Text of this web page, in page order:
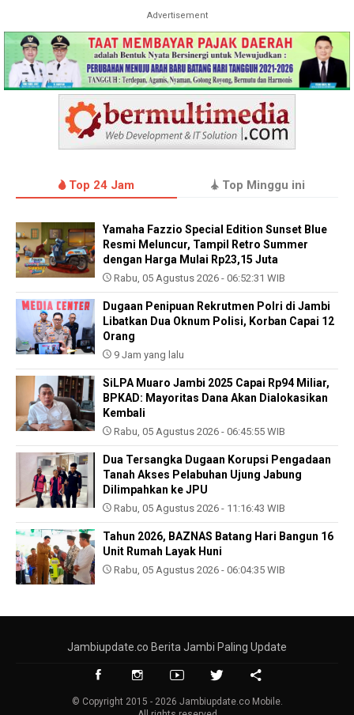
Advertisement
Top 24 Jam Top Minggu ini
Yamaha Fazzio Special Edition Sunset Blue
Resmi Meluncur, Tampil Retro Summer
dengan Harga Mulai Rp23,15 Juta
Rabu, 05 Agustus 2026 - 06:52:31 WIB
Dugaan Penipuan Rekrutmen Polri di Jambi
Libatkan Dua Oknum Polisi, Korban Capai 12
Orang
9 Jam yang lalu
SiLPA Muaro Jambi 2025 Capai Rp94 Miliar,
BPKAD: Mayoritas Dana Akan Dialokasikan
Kembali
Rabu, 05 Agustus 2026 - 06:45:55 WIB
Dua Tersangka Dugaan Korupsi Pengadaan
Tanah Akses Pelabuhan Ujung Jabung
Dilimpahkan ke JPU
Rabu, 05 Agustus 2026 - 11:16:43 WIB
Tahun 2026, BAZNAS Batang Hari Bangun 16
Unit Rumah Layak Huni
Rabu, 05 Agustus 2026 - 06:04:35 WIB
Jambiupdate.co Berita Jambi Paling Update
© Copyright 2015 - 2026 Jambiupdate.co Mobile.